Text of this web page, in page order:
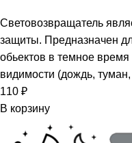
Световозвращатель
защиты. Предназначен
обьектов в темное время
видимости (дождь, туман,
110 ₽
В корзину